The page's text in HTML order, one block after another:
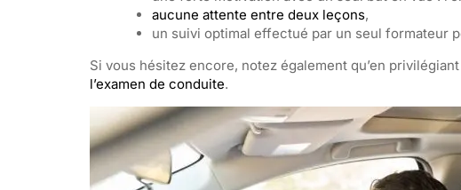
aucune attente entre deux leçons,
un suivi optimal effectué par un seul formateur
Si vous hésitez encore, notez également qu’en
l’examen de conduite.